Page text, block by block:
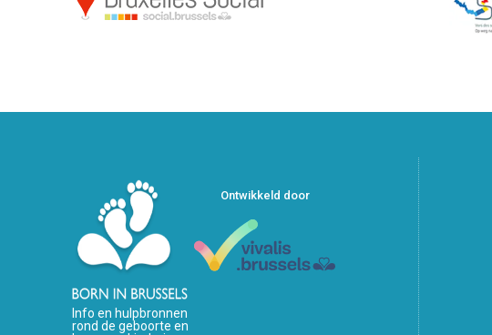
Info en hulpbronnen
rond de geboorte en
Ontwikkeld door